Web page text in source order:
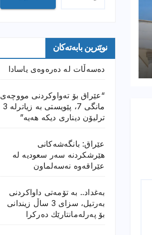
نوێترین بابەتەکان
دەسەڵات لە دەرەوەی یاسادا
“عێراق بۆ تەواوکردنی مووچەی
مانگى 7، پێویستی بە زیاترلە 3
ترلیۆن دیناری دیکە هەیە”
عێراق: بانگەشەكانی
هێرشكردنە سەر سعودیە لە
عێراقەوە نەسەلماون
بەغداد.. بە تۆمەتی داواكردنی
بەرتیل، سزای 3 ساڵ زیندانی
بۆ پەرلەمانتارێك دەركرا